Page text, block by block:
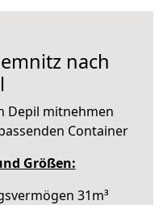
nach
Depil mitnehmen
Container
Größen:
31m³